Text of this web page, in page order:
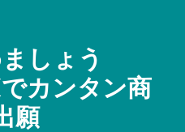
しょう
カンタン商
願